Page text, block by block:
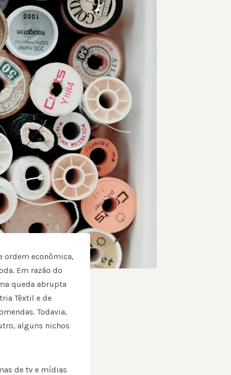
ordem econômica,
Em razão do
queda abrupta
Têxtil e de
Todavia,
alguns nichos
de tv e mídias